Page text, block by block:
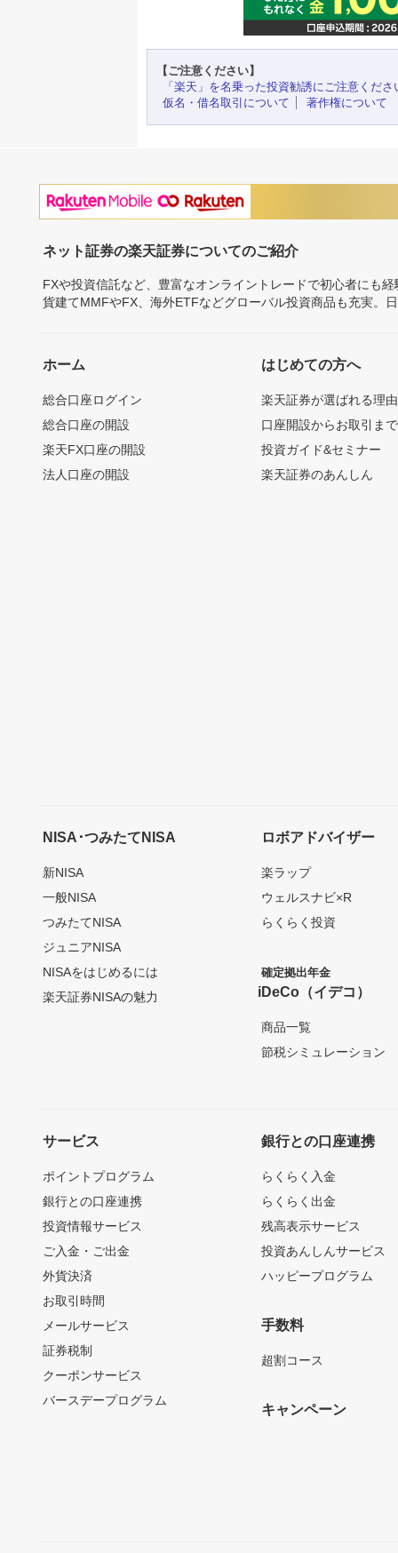
【ご注意ください】
「楽天」を名乗った投資勧誘にご注意くださ
仮名・借名取引について
著作権について
ネット証券の楽天証券についてのご紹介
FXや投資信託など、豊富なオンライントレードで初心者にも
貨建てMMFやFX、海外ETFなどグローバル投資商品も充実。
ホーム
総合口座ログイン
総合口座の開設
楽天FX口座の開設
法人口座の開設
はじめての方へ
楽天証券が選ばれる理由
口座開設からお取引ま
投資ガイド&セミナー
楽天証券のあんしん
NISA･つみたてNISA
新NISA
一般NISA
つみたてNISA
ジュニアNISA
NISAをはじめるには
楽天証券NISAの魅力
ロボアドバイザー
楽ラップ
ウェルスナビ×R
らくらく投資
確定拠出年金
iDeCo（イデコ）
商品一覧
節税シミュレーション
サービス
ポイントプログラム
銀行との口座連携
投資情報サービス
ご入金・ご出金
外貨決済
お取引時間
メールサービス
証券税制
クーポンサービス
バースデープログラム
銀行との口座連携
らくらく入金
らくらく出金
残高表示サービス
投資あんしんサービス
ハッピープログラム
手数料
超割コース
キャンペーン